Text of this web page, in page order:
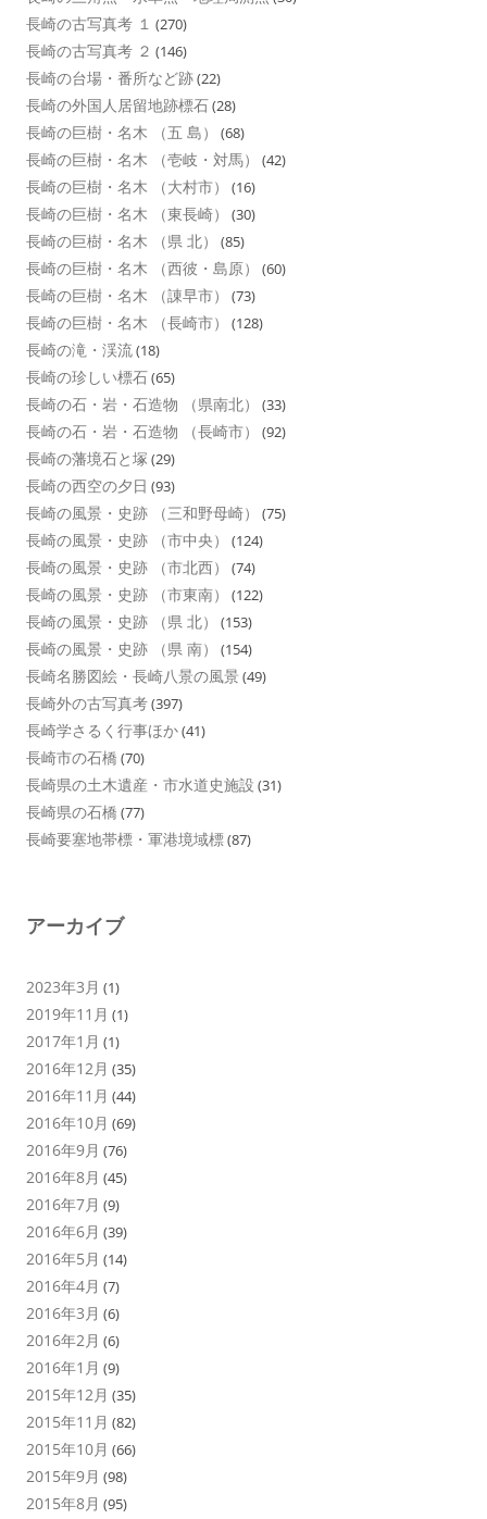
長崎の古写真考 １ (270)
長崎の古写真考 ２ (146)
長崎の台場・番所など跡(22)
長崎の外国人居留地跡標石(28)
長崎の巨樹・名木 （五 島） (68)
長崎の巨樹・名木 （壱岐・対馬） (42)
長崎の巨樹・名木 （大村市） (16)
長崎の巨樹・名木 （東長崎） (30)
長崎の巨樹・名木 （県 北） (85)
長崎の巨樹・名木 （西彼・島原） (60)
長崎の巨樹・名木 （諌早市） (73)
長崎の巨樹・名木 （長崎市） (128)
長崎の滝・渓流(18)
長崎の珍しい標石(65)
長崎の石・岩・石造物 （県南北） (33)
長崎の石・岩・石造物 （長崎市） (92)
長崎の藩境石と塚 (29)
長崎の西空の夕日 (93)
長崎の風景・史跡 （三和野母崎） (75)
長崎の風景・史跡 （市中央） (124)
長崎の風景・史跡 （市北西） (74)
長崎の風景・史跡 （市東南） (122)
長崎の風景・史跡 （県 北） (153)
長崎の風景・史跡 （県 南） (154)
長崎名勝図絵・長崎八景の風景 (49)
長崎外の古写真考(397)
長崎学さるく行事ほか(41)
長崎市の石橋 (70)
長崎県の土木遺産・市水道史施設 (31)
長崎県の石橋 (77)
長崎要塞地帯標・軍港境域標(87)
アーカイブ
2023年3月 (1)
2019年11月 (1)
2017年1月 (1)
2016年12月 (35)
2016年11月 (44)
2016年10月 (69)
2016年9月 (76)
2016年8月 (45)
2016年7月 (9)
2016年6月 (39)
2016年5月 (14)
2016年4月 (7)
2016年3月 (6)
2016年2月 (6)
2016年1月 (9)
2015年12月 (35)
2015年11月 (82)
2015年10月 (66)
2015年9月 (98)
2015年8月 (95)